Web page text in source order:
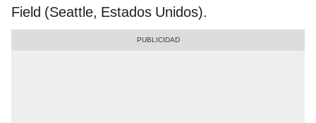
Field (Seattle, Estados Unidos).